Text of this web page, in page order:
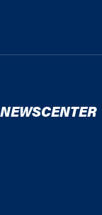
NEWSCENTER